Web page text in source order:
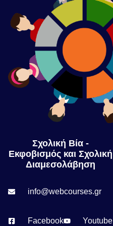
Σχολική Βία -
Εκφοβισμός και Σχολική
Διαμεσολάβηση
info@webcourses.gr
Facebook Youtube